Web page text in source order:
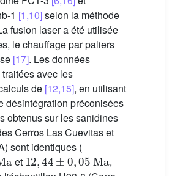
1 [1,10]selon la méthode
fusion laser a été utilisée
le chauffage par paliers
[17]. Les données
avec les
de [12,15], en utilisant
désintégration préconisées
obtenus sur les sanidines
Cerros Las Cuevitas et
sont identiques (
et
12,44±0,05
,